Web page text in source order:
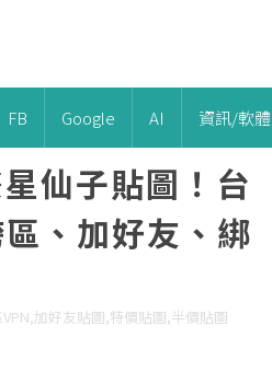
FB Google AI 資訊/軟體
仙子貼圖！台
、加好友、綁
加好友貼圖,特價貼圖,半價貼圖